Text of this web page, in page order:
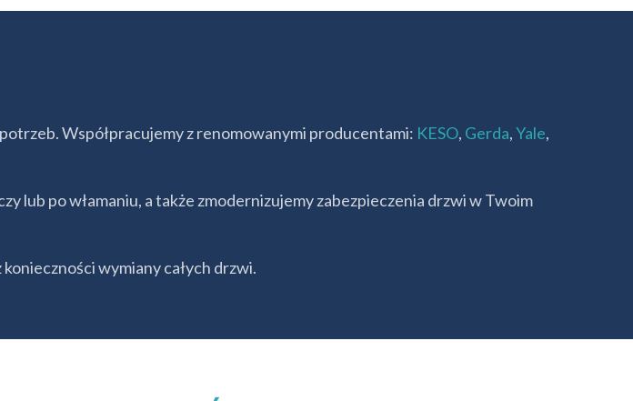
Współpracujemy z renomowanymi producentami: KESO, Gerda,Yale,
lub po włamaniu, a także zmodernizujemy zabezpieczenia drzwi w Twoim
wymiany całych drzwi.